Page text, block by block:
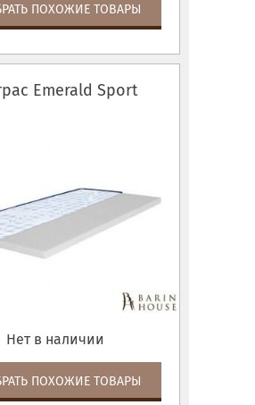
ПОХОЖИЕ ТОВАРЫ
Emerald Sport
Нет в наличии
ПОХОЖИЕ ТОВАРЫ